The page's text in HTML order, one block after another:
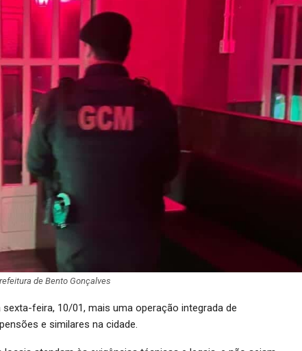
de Bento Gonçalves
feira, 10/01, mais uma operação integrada de
e similares na cidade.